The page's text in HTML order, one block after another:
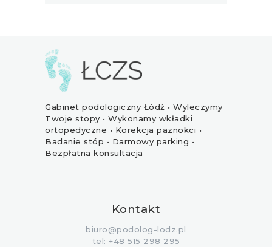
Gabinet podologiczny Łódź • Wyleczymy
Twoje stopy • Wykonamy wkładki
ortopedyczne • Korekcja paznokci •
Badanie stóp • Darmowy parking •
Bezpłatna konsultacja
Kontakt
biuro@podolog-lodz.pl
tel: +48 515 298 295